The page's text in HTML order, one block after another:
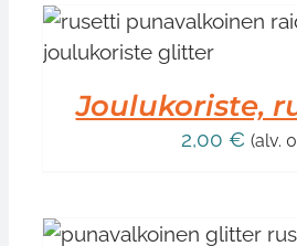
Joulukoriste,
2,00 € (alv.